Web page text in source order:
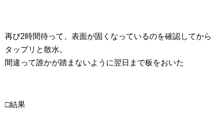
再び2時間待って、表面が固くなっているのを確認してから
タップリと散水。
間違って誰かが踏まないように翌日まで板をおいた
□結果